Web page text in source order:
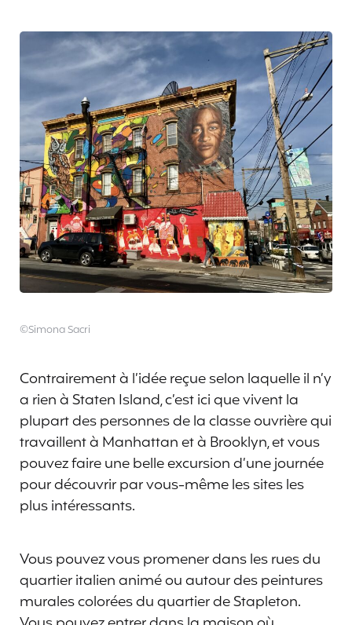
©Simona Sacri
Contrairement à l’idée reçue selon laquelle il n’y
a rien à Staten Island, c’est ici que vivent la
plupart des personnes de la classe ouvrière qui
travaillent à Manhattan et à Brooklyn, et vous
pouvez faire une belle excursion d’une journée
pour découvrir par vous-même les sites les
plus intéressants.
Vous pouvez vous promener dans les rues du
quartier italien animé ou autour des peintures
murales colorées du quartier de Stapleton.